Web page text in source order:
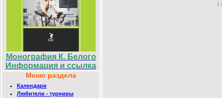
Монография К. Белого
Информация и ссылка
Меню раздела
Календари
Любители - турниры
|